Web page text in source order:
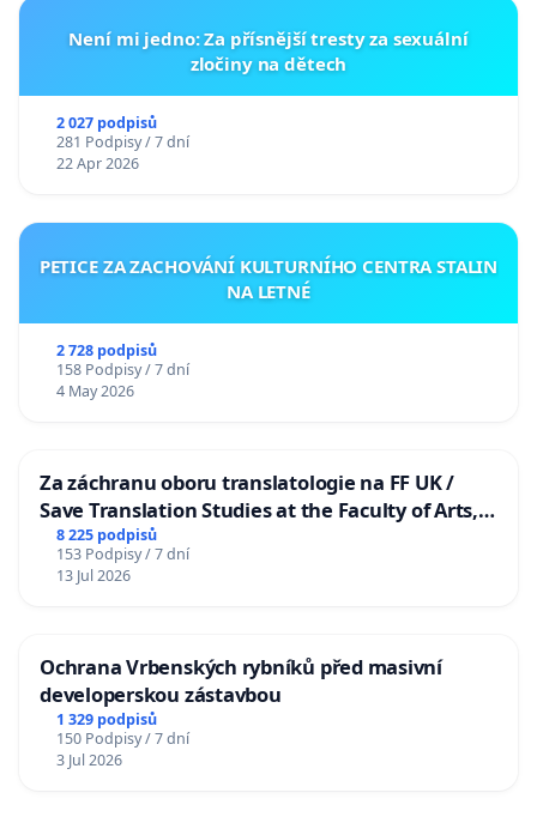
Není mi jedno: Za přísnější tresty za sexuální
zločiny na dětech
2 027 podpisů
281 Podpisy / 7 dní
22 Apr 2026
PETICE ZA ZACHOVÁNÍ KULTURNÍHO CENTRA STALIN
NA LETNÉ
2 728 podpisů
158 Podpisy / 7 dní
4 May 2026
Za záchranu oboru translatologie na FF UK /
Save Translation Studies at the Faculty of Arts,
Charles University
8 225 podpisů
153 Podpisy / 7 dní
13 Jul 2026
Ochrana Vrbenských rybníků před masivní
developerskou zástavbou
1 329 podpisů
150 Podpisy / 7 dní
3 Jul 2026